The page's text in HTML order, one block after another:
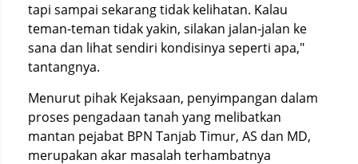
tapi sampai sekarang tidak kelihatan. Kalau
teman-teman tidak yakin, silakan jalan-jalan ke
sana dan lihat sendiri kondisinya seperti apa,"
tantangnya.
Menurut pihak Kejaksaan, penyimpangan dalam
proses pengadaan tanah yang melibatkan
mantan pejabat BPN Tanjab Timur, AS dan MD,
merupakan akar masalah terhambatnya